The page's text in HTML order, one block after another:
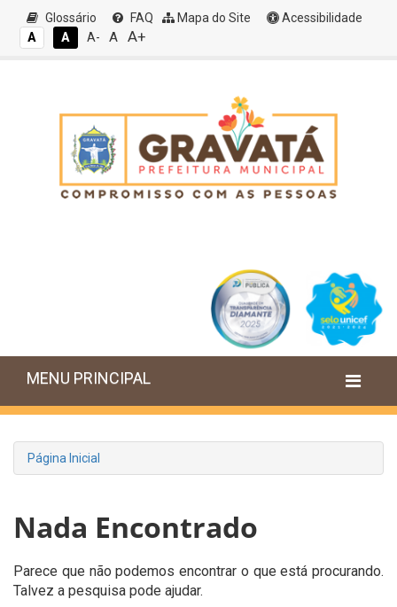
Glossário FAQ Mapa do Site
Acessibilidade
A
A A- A A+
MENU PRINCIPAL
Página Inicial
Nada Encontrado
Parece que não podemos encontrar o que está procurando.
Talvez a pesquisa pode ajudar.